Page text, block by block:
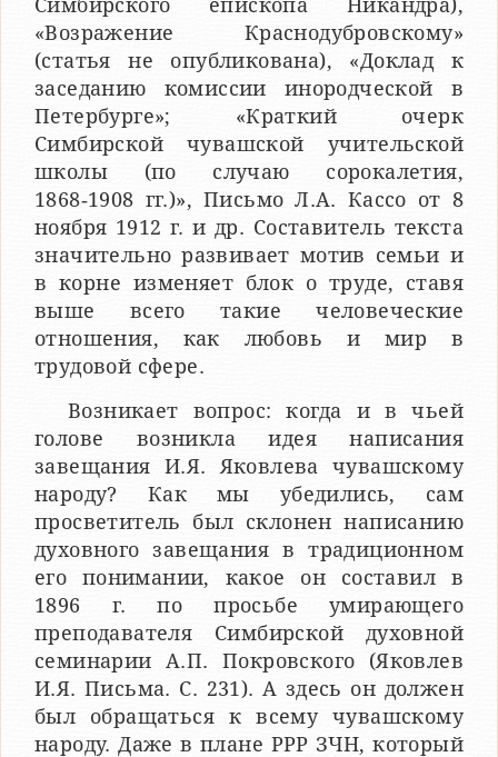
«Возражение Краснодубровскому»
(статья не опубликована), «Доклад к
заседанию комиссии инородческой в
Петербурге»; «Краткий очерк
Симбирской чувашской учительской
школы (по случаю сорокалетия,
1868‑1908 гг.)», Письмо Л.А. Кассо от 8
ноября 1912 г. и др. Составитель текста
значительно развивает мотив семьи и
в корне изменяет блок о труде, ставя
выше всего такие человеческие
отношения, как любовь и мир в
трудовой сфере.
Возникает вопрос: когда и в чьей
голове возникла идея написания
завещания И.Я. Яковлева чувашскому
народу? Как мы убедились, сам
просветитель был склонен написанию
духовного завещания в традиционном
его понимании, какое он составил в
1896 г. по просьбе умирающего
преподавателя Симбирской духовной
семинарии А.П. Покровского (Яковлев
И.Я. Письма. С. 231). А здесь он должен
был обращаться к всему чувашскому
народу. Даже в плане РРР ЗЧН, который